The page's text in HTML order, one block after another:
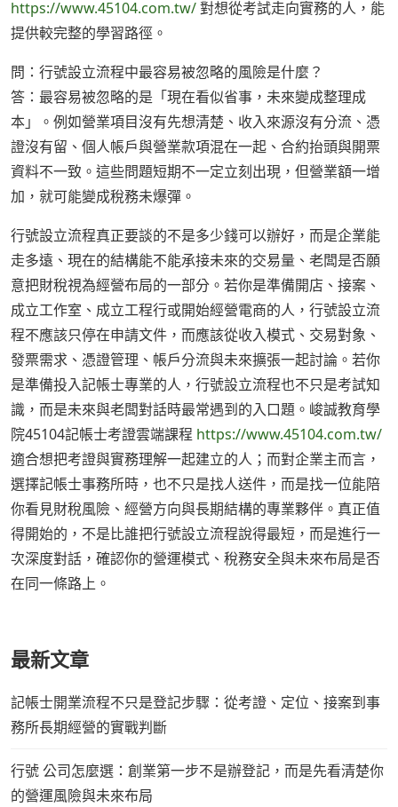
https://www.45104.com.tw/對想從考試走向實務的人，能
提供較完整的學習路徑。
問：行號設立流程中最容易被忽略的風險是什麼？
答：最容易被忽略的是「現在看似省事，未來變成整理成
本」。例如營業項目沒有先想清楚、收入來源沒有分流、憑
證沒有留、個人帳戶與營業款項混在一起、合約抬頭與開票
資料不一致。這些問題短期不一定立刻出現，但營業額一增
加，就可能變成稅務未爆彈。
行號設立流程真正要談的不是多少錢可以辦好，而是企業能
走多遠、現在的結構能不能承接未來的交易量、老闆是否願
意把財稅視為經營布局的一部分。若你是準備開店、接案、
成立工作室、成立工程行或開始經營電商的人，行號設立流
程不應該只停在申請文件，而應該從收入模式、交易對象、
發票需求、憑證管理、帳戶分流與未來擴張一起討論。若你
是準備投入記帳士專業的人，行號設立流程也不只是考試知
識，而是未來與老闆對話時最常遇到的入口題。峻誠教育學
院45104記帳士考證雲端課程 https://www.45104.com.tw/
適合想把考證與實務理解一起建立的人；而對企業主而言，
選擇記帳士事務所時，也不只是找人送件，而是找一位能陪
你看見財稅風險、經營方向與長期結構的專業夥伴。真正值
得開始的，不是比誰把行號設立流程說得最短，而是進行一
次深度對話，確認你的營運模式、稅務安全與未來布局是否
在同一條路上。
最新文章
記帳士開業流程不只是登記步驟：從考證、定位、接案到事
務所長期經營的實戰判斷
行號 公司怎麼選：創業第一步不是辦登記，而是先看清楚你
的營運風險與未來布局